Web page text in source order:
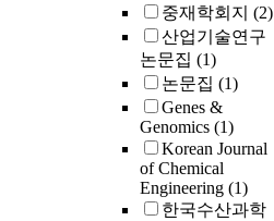
중재학회지 (2)
산업기술연구
논문집 (1)
논문집 (1)
Genes &
Genomics (1)
Korean Journal
of Chemical
Engineering (1)
한국수산과학